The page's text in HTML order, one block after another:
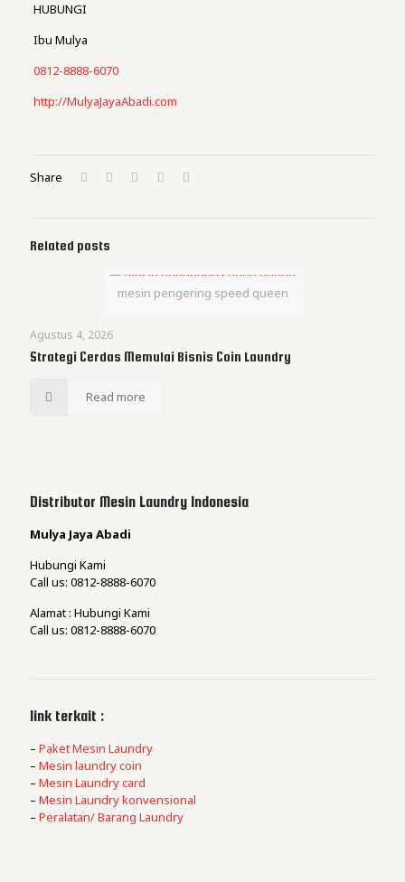
HUBUNGI
Ibu Mulya
0812-8888-6070
http://MulyaJayaAbadi.com
Share
Related posts
mesin pengering speed queen
Agustus 4, 2026
Strategi Cerdas Memulai Bisnis Coin Laundry
Read more
Distributor Mesin Laundry Indonesia
Mulya Jaya Abadi
Hubungi Kami
Call us: 0812-8888-6070
Alamat : Hubungi Kami
Call us: 0812-8888-6070
link terkait :
– Paket Mesin Laundry
– Mesin laundry coin
– Mesin Laundry card
– Mesin Laundry konvensional
– Peralatan/ Barang Laundry